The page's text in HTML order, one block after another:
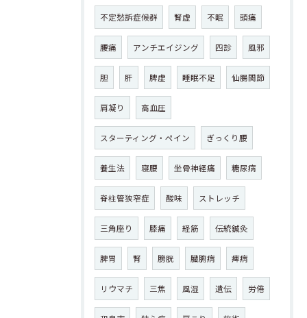
不定愁訴症候群 腎虚 不眠 頭痛
腰痛 アンチエイジング 四診 風邪
胆 肝 脾虚 睡眠不足 仙腸関節
肩凝り 高血圧
スターティング・ペイン ぎっくり腰
養生法 寝腰 坐骨神経痛 糖尿病
脊柱管狭窄症 酸味 ストレッチ
三角座り 膝痛 経筋 伝統鍼灸
脾胃 腎 膀胱 臓腑病 痺病
リウマチ 三焦 風湿 遺伝 労倦